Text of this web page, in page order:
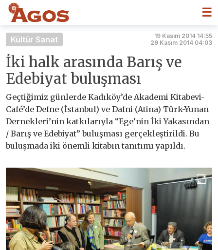
☰
Kültür Sanat
19 Kasım 2014 14:55
29 Kasım 2014 04:03
İki halk arasında Barış ve
Edebiyat buluşması
Geçtiğimiz günlerde Kadıköy’de Akademi Kitabevi-
Café’de Defne (İstanbul) ve Dafni (Atina) Türk-Yunan
Dernekleri’nin katkılarıyla “Ege’nin İki Yakasından
/ Barış ve Edebiyat” buluşması gerçekleştirildi. Bu
buluşmada iki önemli kitabın tanıtımı yapıldı.